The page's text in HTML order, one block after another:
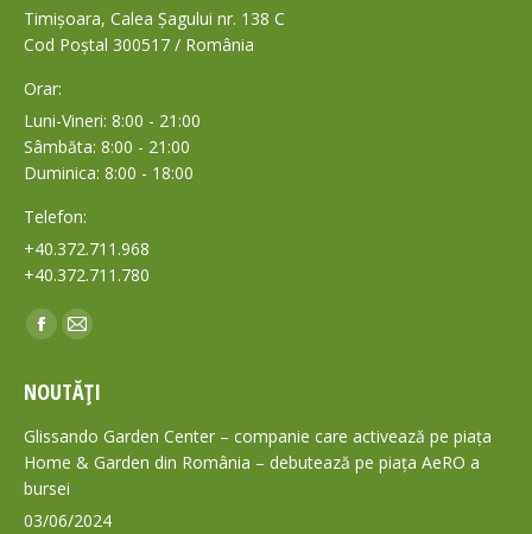
Timișoara, Calea Șagului nr. 138 C
Cod Poștal 300517 / România
Orar:
Luni-Vineri: 8:00 - 21:00
Sâmbăta: 8:00 - 21:00
Duminica: 8:00 - 18:00
Telefon:
+40.372.711.968
+40.372.711.780
Find us on:
Facebook
opens
in
new
window
Mail
opens
in
new
NOUTĂȚI
Glissando Garden Center – companie care activează pe piața
Home & Garden din România – debutează pe piața AeRO a
bursei
03/06/2024